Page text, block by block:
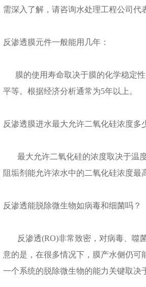
需深入了解，请咨询水处理工程公司代
反渗透膜元件一般能用几年：
膜的使用寿命取决于膜的化学稳定性
平等。根据经济分析通常为5年以上。
反渗透膜进水最大允许二氧化硅浓度多
最大允许二氧化硅的浓度取决于温度
阻垢剂能允许浓水中的二氧化硅浓度最
反渗透能脱除微生物如病毒和细菌吗？
反渗透(RO)非常致密，对病毒、噬菌
意的是，在很多情况下，膜产水侧仍
一个系统的脱除微生物的能力关键取决